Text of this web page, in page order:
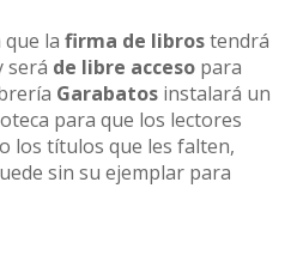
la firma de librostendrá
será de libre acceso para
Garabatos instalará un
para que los lectores
los títulos que les falten,
sin su ejemplar para